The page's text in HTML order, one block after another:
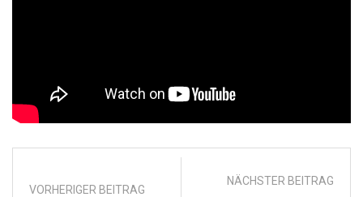
VORHERIGER BEITRAG
NÄCHSTER BEITRAG